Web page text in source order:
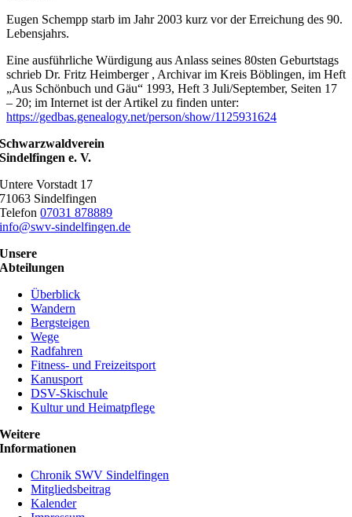
Eugen Schempp starb im Jahr 2003 kurz vor der Erreichung des 90.
Lebensjahrs.
Eine ausführliche Würdigung aus Anlass seines 80sten Geburtstags
schrieb Dr. Fritz Heimberger , Archivar im Kreis Böblingen, im Heft
„Aus Schönbuch und Gäu“ 1993, Heft 3 Juli/September, Seiten 17
– 20; im Internet ist der Artikel zu finden unter:
https://gedbas.genealogy.net/person/show/1125931624
Schwarzwaldverein
Sindelfingen e. V.
Untere Vorstadt 17
71063 Sindelfingen
Telefon07031 878889
info@swv-sindelfingen.de
Unsere
Abteilungen
Überblick
Wandern
Bergsteigen
Wege
Radfahren
Fitness- und Freizeitsport
Kanusport
DSV-Skischule
Kultur und Heimatpflege
Weitere
Informationen
Chronik SWV Sindelfingen
Mitgliedsbeitrag
Kalender